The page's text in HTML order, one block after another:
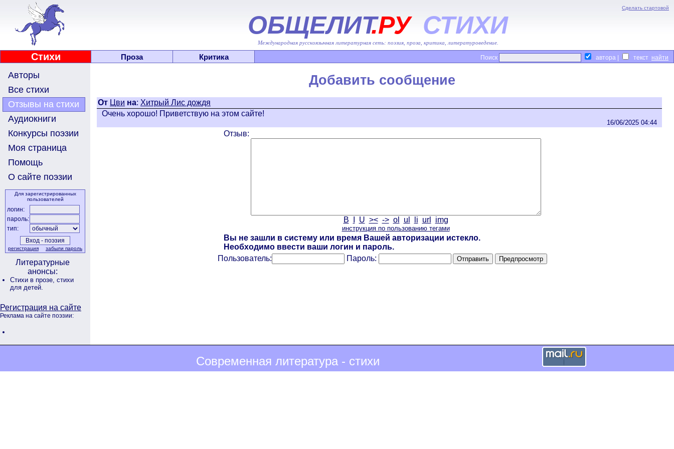
Сделать стартовой
ОБЩЕЛИТ.РУ СТИХИ
Международная русскоязычная литературная сеть: поэзия, проза, критика, литературоведение.
Стихи Проза Критика Поиск автора | текст
Авторы
Все стихи
Отзывы на стихи
Аудиокниги
Конкурсы поэзии
Моя страница
Помощь
О сайте поэзии
Для зарегистрированных
пользователей
логин:
пароль:
тип:
регистрация забыли пароль
Литературные
анонсы:
Стихи в прозе, стихи
для детей.
Регистрация на сайте
Реклама на сайте поэзии:
Добавить сообщение
От Цви на: Хитрый Лис дождя
Очень хорошо! Приветствую на этом сайте!
16/06/2025 04:44
Отзыв:
B U >< -> ol ul li url img
инструкция по пользованию тегами
Вы не зашли в систему или время Вашей авторизации истекло.
Необходимо ввести ваши логин и пароль.
Пользователь:
Пароль:
Современная литература - стихи